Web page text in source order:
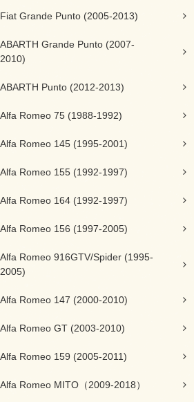
Fiat Grande Punto (2005-2013)
ABARTH Grande Punto (2007-
2010)
ABARTH Punto (2012-2013)
Alfa Romeo 75 (1988-1992)
Alfa Romeo 145 (1995-2001)
Alfa Romeo 155 (1992-1997)
Alfa Romeo 164 (1992-1997)
Alfa Romeo 156 (1997-2005)
Alfa Romeo 916GTV/Spider (1995-
2005)
Alfa Romeo 147 (2000-2010)
Alfa Romeo GT (2003-2010)
Alfa Romeo 159 (2005-2011)
Alfa Romeo MITO（2009-2018）